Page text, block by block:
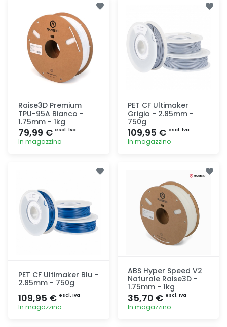
Raise3D Premium
TPU-95A Bianco -
1.75mm - 1kg
79,99 € escl. Iva
In magazzino
PET CF Ultimaker
Grigio - 2.85mm -
750g
109,95 € escl. Iva
In magazzino
PET CF Ultimaker Blu -
2.85mm - 750g
109,95 € escl. Iva
In magazzino
ABS Hyper Speed V2
Naturale Raise3D -
1.75mm - 1kg
35,70 € escl. Iva
In magazzino